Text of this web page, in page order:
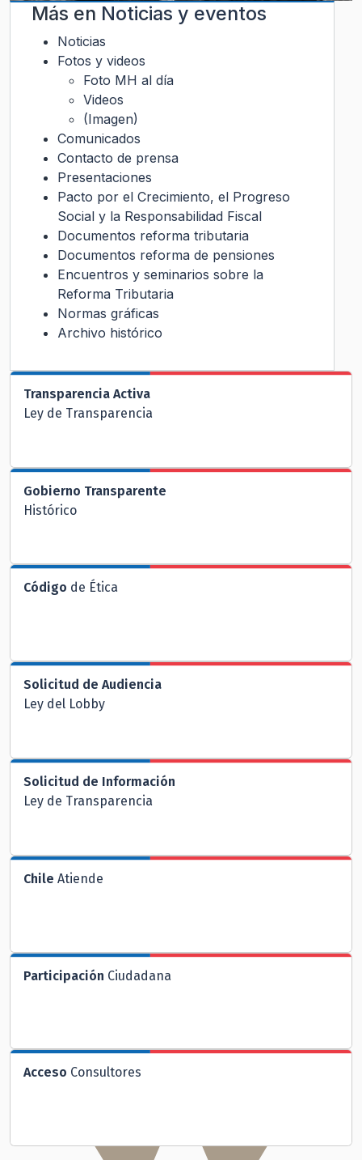
Más en Noticias y eventos
Noticias
Fotos y videos
Foto MH al día
Videos
(Imagen)
Comunicados
Contacto de prensa
Presentaciones
Pacto por el Crecimiento, el Progreso
Social y la Responsabilidad Fiscal
Documentos reforma tributaria
Documentos reforma de pensiones
Encuentros y seminarios sobre la
Reforma Tributaria
Normas gráficas
Archivo histórico
Transparencia Activa
Ley de Transparencia
Gobierno Transparente
Histórico
Código de Ética
Solicitud de Audiencia
Ley del Lobby
Solicitud de Información
Ley de Transparencia
Chile Atiende
Participación Ciudadana
Acceso Consultores